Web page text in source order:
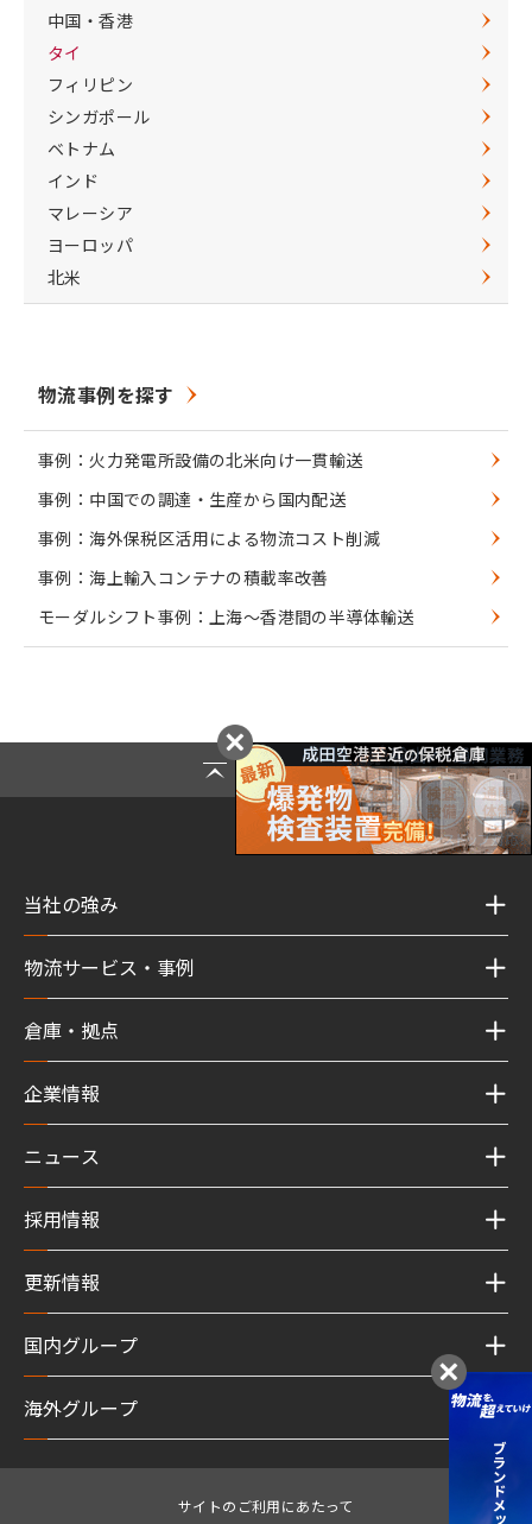
中国・香港
タイ
フィリピン
シンガポール
ベトナム
インド
マレーシア
ヨーロッパ
北米
物流事例を探す
事例：火力発電所設備の北米向け一貫輸送
事例：中国での調達・生産から国内配送
事例：海外保税区活用による物流コスト削減
事例：海上輸入コンテナの積載率改善
モーダルシフト事例：上海～香港間の半導体輸送
Page Top
当社の強み
物流サービス・事例
倉庫・拠点
企業情報
ニュース
採用情報
更新情報
国内グループ
海外グループ
サイトのご利用にあたって